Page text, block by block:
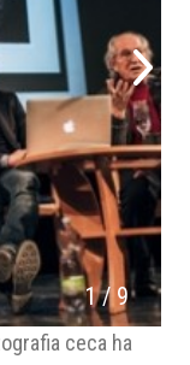
1/ 9
ceca ha